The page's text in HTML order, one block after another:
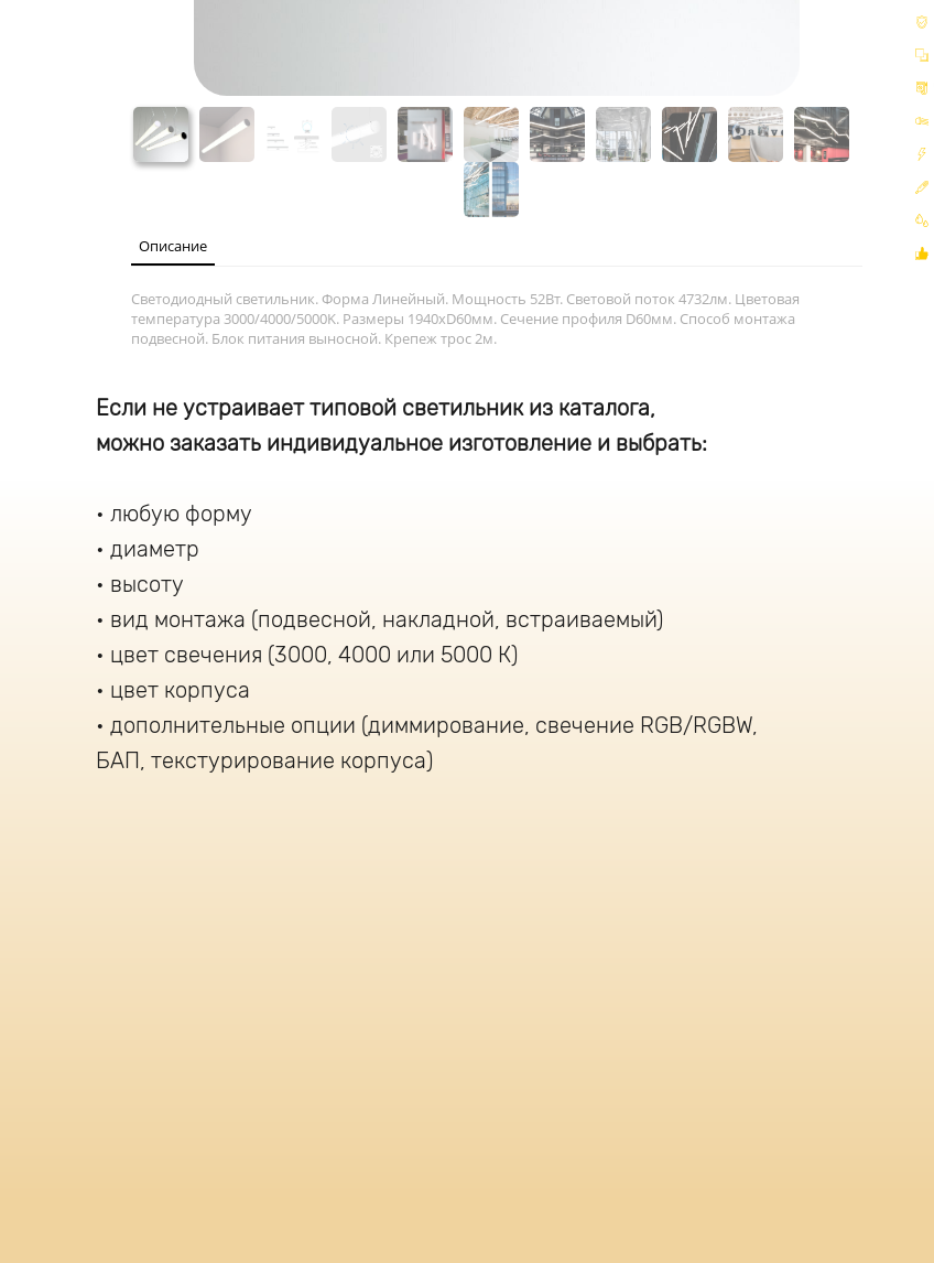
Описание
Светодиодный светильник. Форма Линейный. Мощность 52Вт. Световой поток 4732лм. Цветовая
температура 3000/4000/5000K. Размеры 1940хD60мм. Сечение профиля D60мм. Способ монтажа
подвесной. Блок питания выносной. Крепеж трос 2м.
Если не устраивает типовой светильник из каталога,
можно заказать индивидуальное изготовление и выбрать:
любую форму
диаметр
высоту
вид монтажа (подвесной, накладной, встраиваемый)
цвет свечения (3000, 4000 или 5000 К)
цвет корпуса
дополнительные опции (диммирование, свечение RGB/RGBW,
БАП, текстурирование корпуса)